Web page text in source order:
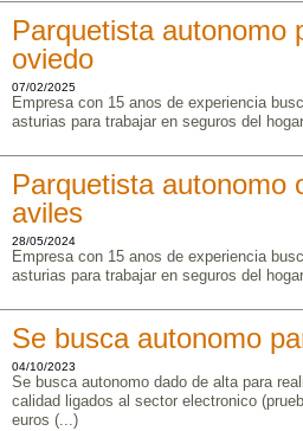
Parquetista autonomo
oviedo
07/02/2025
Empresa con 15 anos de experiencia
asturias para trabajar en seguros del hogar.
Parquetista autonomo
aviles
28/05/2024
Empresa con 15 anos de experiencia
asturias para trabajar en seguros del
Se busca autonomo
04/10/2023
Se busca autonomo dado de alta para
calidad ligados al sector electronico
euros (...)